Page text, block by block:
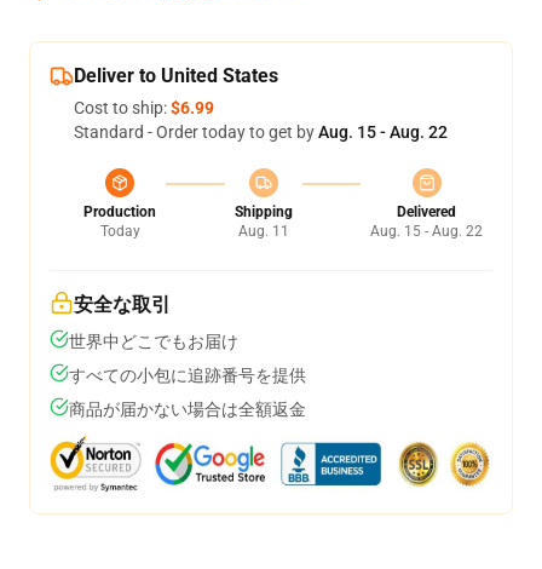
Deliver to United States
Cost to ship:$6.99
Standard - Order today to get byAug. 15 - Aug. 22
Production
Today
Shipping
Aug. 11
Delivered
Aug. 15 - Aug. 22
安全な取引
世界中どこでもお届け
すべての小包に追跡番号を提供
商品が届かない場合は全額返金